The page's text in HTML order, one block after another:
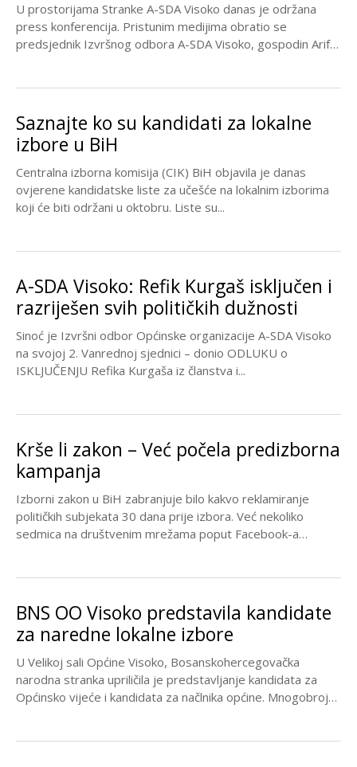
U prostorijama Stranke A-SDA Visoko danas je održana
press konferencija. Pristunim medijima obratio se
predsjednik Izvršnog odbora A-SDA Visoko, gospodin Arif
Saznajte ko su kandidati za lokalne
izbore u BiH
Centralna izborna komisija (CIK) BiH objavila je danas
ovjerene kandidatske liste za učešće na lokalnim izborima
koji će biti održani u oktobru. Liste su...
A-SDA Visoko: Refik Kurgaš isključen i
razriješen svih političkih dužnosti
Sinoć je Izvršni odbor Općinske organizacije A-SDA Visoko
na svojoj 2. Vanrednoj sjednici – donio ODLUKU o
ISKLJUČENJU Refika Kurgaša iz članstva i...
Krše li zakon – Već počela predizborna
kampanja
Izborni zakon u BiH zabranjuje bilo kakvo reklamiranje
političkih subjekata 30 dana prije izbora. Već nekoliko
sedmica na društvenim mrežama poput Facebook-a
BNS OO Visoko predstavila kandidate
za naredne lokalne izbore
U Velikoj sali Općine Visoko, Bosanskohercegovačka
narodna stranka upriličila je predstavljanje kandidata za
Općinsko vijeće i kandidata za načlnika općine. Mnogobrojni